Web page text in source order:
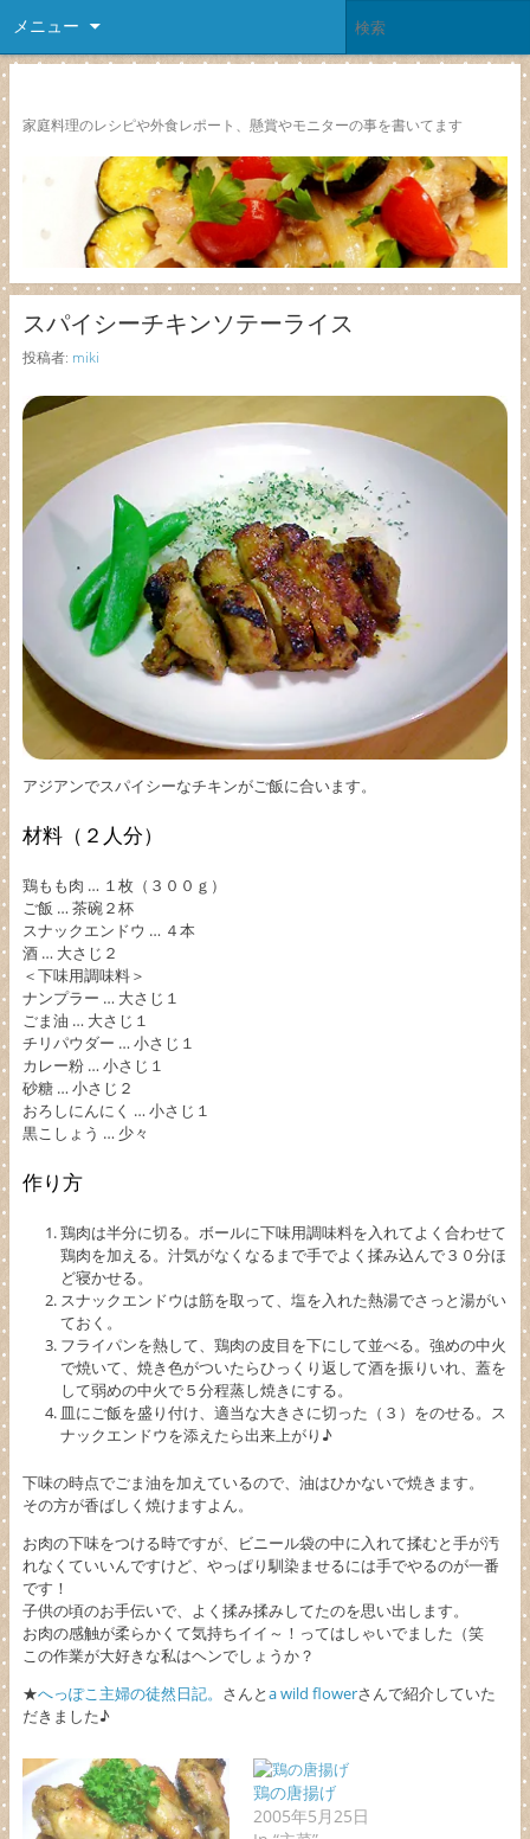
メニュー
家庭料理のレシピや外食レポート、懸賞やモニターの事を書いてます
スパイシーチキンソテーライス
投稿者: miki
アジアンでスパイシーなチキンがご飯に合います。
材料（２人分）
鶏もも肉 … １枚（３００ｇ）
ご飯 … 茶碗２杯
スナックエンドウ … ４本
酒 … 大さじ２
＜下味用調味料＞
ナンプラー … 大さじ１
ごま油 … 大さじ１
チリパウダー … 小さじ１
カレー粉 … 小さじ１
砂糖 … 小さじ２
おろしにんにく … 小さじ１
黒こしょう … 少々
作り方
鶏肉は半分に切る。ボールに下味用調味料を入れてよく合わせて
鶏肉を加える。汁気がなくなるまで手でよく揉み込んで３０分ほ
ど寝かせる。
スナックエンドウは筋を取って、塩を入れた熱湯でさっと湯がい
ておく。
フライパンを熱して、鶏肉の皮目を下にして並べる。強めの中火
で焼いて、焼き色がついたらひっくり返して酒を振りいれ、蓋を
して弱めの中火で５分程蒸し焼きにする。
皿にご飯を盛り付け、適当な大きさに切った（３）をのせる。ス
ナックエンドウを添えたら出来上がり♪
下味の時点でごま油を加えているので、油はひかないで焼きます。
その方が香ばしく焼けますよん。
お肉の下味をつける時ですが、ビニール袋の中に入れて揉むと手が汚
れなくていいんですけど、やっぱり馴染ませるには手でやるのが一番
です！
子供の頃のお手伝いで、よく揉み揉みしてたのを思い出します。
お肉の感触が柔らかくて気持ちイイ～！ってはしゃいでました（笑
この作業が大好きな私はヘンでしょうか？
★へっぽこ主婦の徒然日記。 さんとa wild flowerさんで紹介していた
だきました♪
鶏の唐揚げ
2005年5月25日